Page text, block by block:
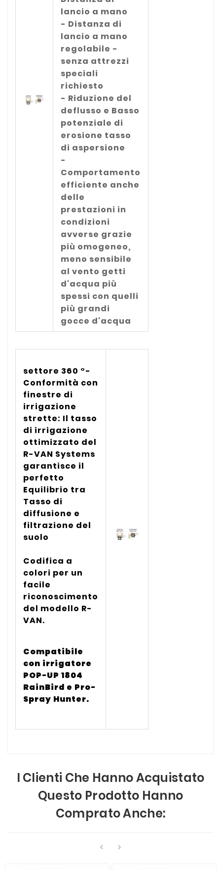
lancio a mano
- Distanza di
lancio a mano
regolabile -
senza attrezzi
speciali
richiesto
- Riduzione del
deflusso e Basso
potenziale di
erosione tasso
di aspersione
-
Comportamento
efficiente anche
delle
prestazioni in
condizioni
avverse grazie
più omogeneo,
meno sensibile
al vento getti
d'acqua più
spessi con quelli
più grandi
gocce d'acqua
settore 360 ​​°-
Conformità con
finestre di
irrigazione
strette: Il tasso
di irrigazione
ottimizzato del
R-VAN Systems
garantisce il
perfetto
Equilibrio tra
Tasso di
diffusione e
filtrazione del
suolo
Codifica a
colori per un
facile
riconoscimento
del modello R-
VAN.
Compatibile
con irrigatore
POP-UP 1804
RainBird e Pro-
Spray Hunter.
I Clienti Che Hanno Acquistato
Questo Prodotto Hanno
Comprato Anche:
 